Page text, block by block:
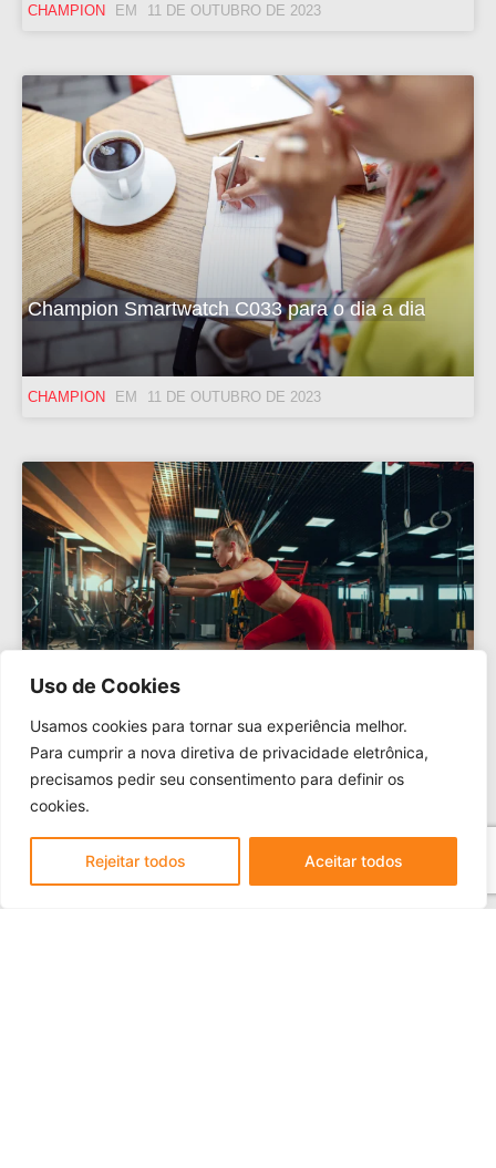
Uso de Cookies
Usamos cookies para tornar sua experiência melhor.
Para cumprir a nova diretiva de privacidade eletrônica,
precisamos pedir seu consentimento para definir os
cookies.
Rejeitar todos Aceitar todos
CHAMPION 11 DE OUTUBRO DE 2023
Champion Smartwatch C033 para o dia a dia
CHAMPION 11 DE OUTUBRO DE 2023
Use o Champion C033 para praticar esportes
CHAMPION 11 DE OUTUBRO DE 2023